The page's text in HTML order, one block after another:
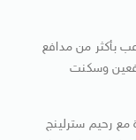
بأكثر من مدافع
وسكنت
مع رحيم سترلينج